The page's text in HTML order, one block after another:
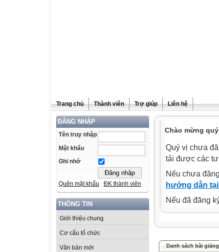
Trang chủ Thành viên Trợ giúp Liên hệ
ĐĂNG NHẬP
Tên truy nhập
Mật khẩu
Ghi nhớ
Quên mật khẩu ĐK thành viên
THÔNG TIN
Giới thiệu chung
Cơ cấu tổ chức
Văn bản mới
Chào mừng
Quý vị chưa
tải được các
Nếu chưa
hướng dẫn
Nếu đã đăng
Danh sách bài